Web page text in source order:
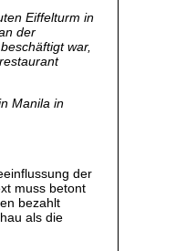
Eiffelturm in
der
war,
Manila in
der
muss betont
bezahlt
als die